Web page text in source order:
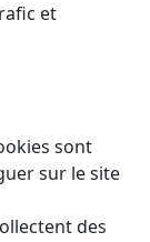
et
sont
sur le site
des